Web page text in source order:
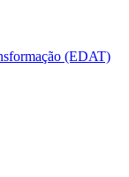
(EDAT)